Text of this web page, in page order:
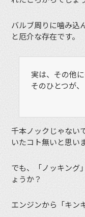
バルブ周りに噛み込
と厄介な存在です。
実は、その他
そのひとつが
千本ノックじゃない
いたコト無いと思い
でも、「ノッキング
ょうか？
エンジンから「キン